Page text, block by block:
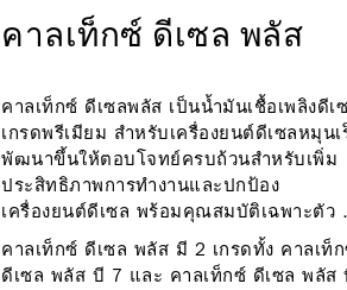
คาลเท็กซ์ ดีเซล พลัส
คาลเท็กซ์ ดีเซลพลัส เป็นน้ำมันเชื้อเพลิงดีเ
เกรดพรีเมียม สำหรับเครื่องยนต์ดีเซลหมุนเ
พัฒนาขึ้นให้ตอบโจทย์ครบถ้วนสำหรับเพิ่ม
ประสิทธิภาพการทำงานและปกป้อง
เครื่องยนต์ดีเซล พร้อมคุณสมบัติเฉพาะตัว
เหมาะสมกับการใช้งานในฟลีทรถขนส่งขน
กลางและขนาดใหญ่
คาลเท็กซ์ ดีเซล พลัส มี 2 เกรดทั้ง คาลเท็
ดีเซล พลัส บี 7 และ คาลเท็กซ์ ดีเซล พลัส